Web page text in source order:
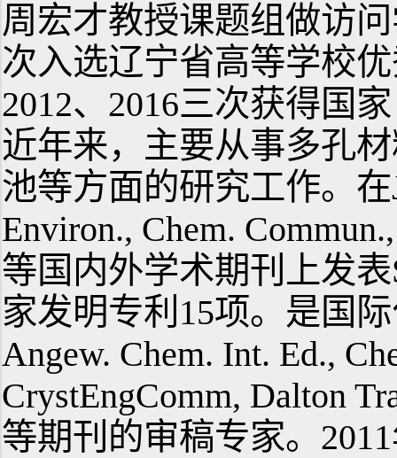
周宏才教授课题组做访
次入选辽宁省高等学校
2012、2016三次获得国
近年来，主要从事多孔
池等方面的研究工作。在
Environ., Chem.
等国内外学术期刊上发
家发明专利15项。是国
Angew. Chem. Int. Ed.,
CrystEngComm, Dalton
等期刊的审稿专家。